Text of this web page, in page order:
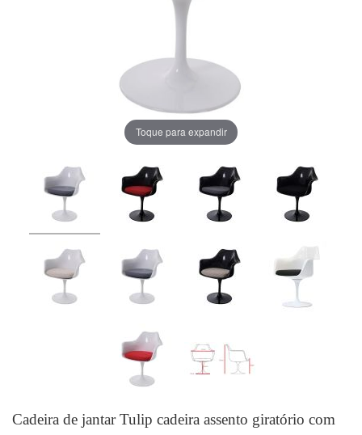
Cadeira de jantar Tulip cadeira assento giratório com
Toque para expandir